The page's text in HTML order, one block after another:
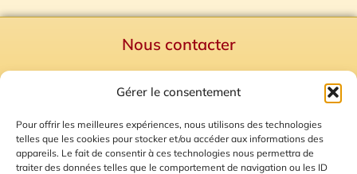
Gérer le consentement
Pour offrir les meilleures expériences, nous utilisons des technologies
telles que les cookies pour stocker et/ou accéder aux informations des
appareils. Le fait de consentir à ces technologies nous permettra de
traiter des données telles que le comportement de navigation ou les ID
Nous contacter
Mentions Légales
Plan du site
Gestion des Cookies